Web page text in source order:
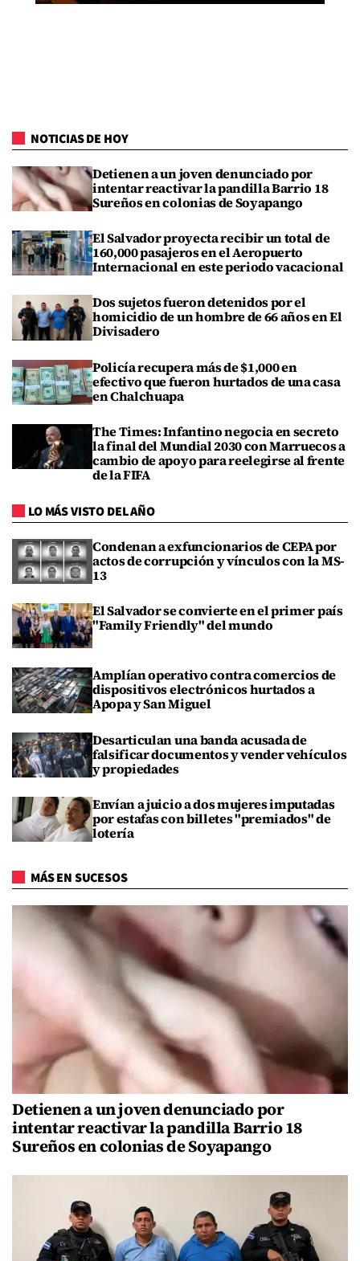
NOTICIAS DE HOY
Detienen a un joven denunciado por
intentar reactivar la pandilla Barrio 18
Sureños en colonias de Soyapango
El Salvador proyecta recibir un total de
160,000 pasajeros en el Aeropuerto
Internacional en este periodo vacacional
Dos sujetos fueron detenidos por el
homicidio de un hombre de 66 años en El
Divisadero
Policía recupera más de $1,000 en
efectivo que fueron hurtados de una casa
en Chalchuapa
The Times: Infantino negocia en secreto
la final del Mundial 2030 con Marruecos a
cambio de apoyo para reelegirse al frente
de la FIFA
LO MÁS VISTO DEL AÑO
Condenan a exfuncionarios de CEPA por
actos de corrupción y vínculos con la MS-
13
El Salvador se convierte en el primer país
"Family Friendly" del mundo
Amplían operativo contra comercios de
dispositivos electrónicos hurtados a
Apopa y San Miguel
Desarticulan una banda acusada de
falsificar documentos y vender vehículos
y propiedades
Envían a juicio a dos mujeres imputadas
por estafas con billetes "premiados" de
lotería
MÁS EN SUCESOS
Detienen a un joven denunciado por
intentar reactivar la pandilla Barrio 18
Sureños en colonias de Soyapango